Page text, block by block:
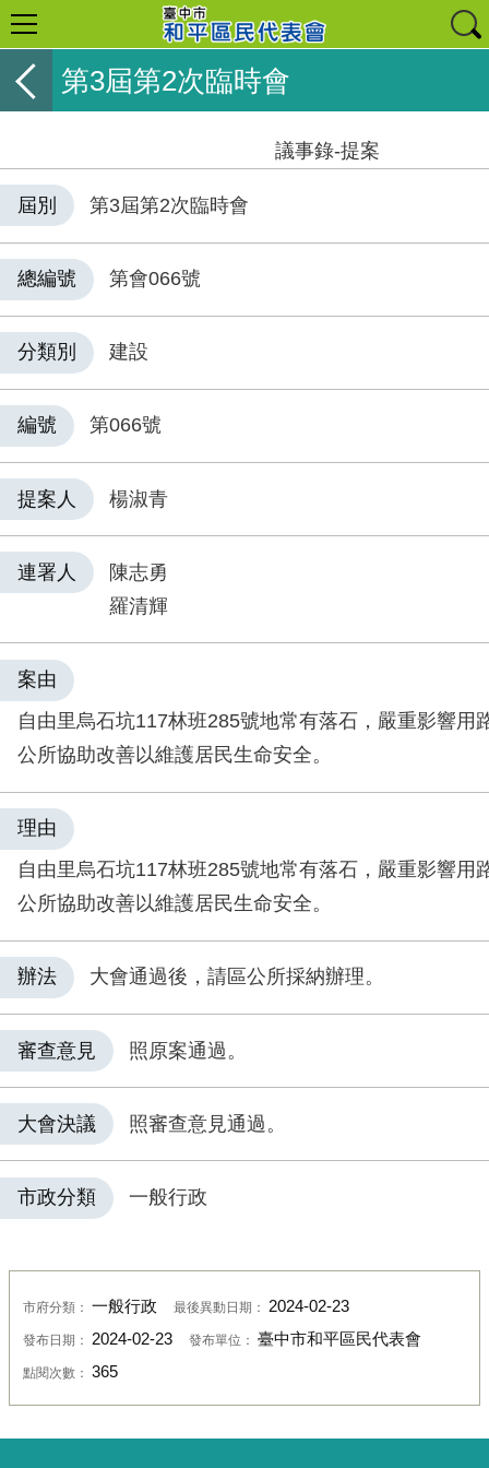
第3屆第2次臨時會
議事錄-提案
屆別 第3屆第2次臨時會
總編號 第會066號
分類別 建設
編號 第066號
提案人 楊淑青
連署人
陳志勇
羅清輝
案由
自由里烏石坑117林班285號地常有落石，嚴重影響用
公所協助改善以維護居民生命安全。
理由
自由里烏石坑117林班285號地常有落石，嚴重影響用
公所協助改善以維護居民生命安全。
辦法 大會通過後，請區公所採納辦理。
審查意見 照原案通過。
大會決議 照審查意見通過。
市政分類 一般行政
市府分類： 一般行政 最後異動日期： 2024-02-23
發布日期： 2024-02-23 發布單位： 臺中市和平區民代表會
點閱次數： 365